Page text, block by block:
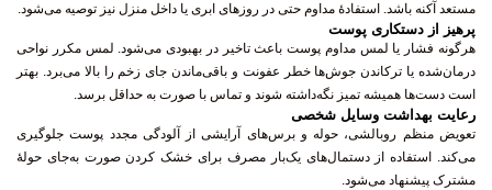
مستعد آکنه باشد. استفادهٔ مداوم حتی در روزهای ابری یا داخل منزل نیز توصیه می‌شود.
پرهیز از دستکاری پوست
هرگونه فشار یا لمس مداوم پوست باعث تاخیر در بهبودی می‌شود. لمس مکرر نواحی
درمان‌شده یا ترکاندن جوش‌ها خطر عفونت و باقی‌ماندن جای زخم را بالا می‌برد. بهتر
است دست‌ها همیشه تمیز نگه‌داشته شوند و تماس با صورت به حداقل برسد.
رعایت بهداشت وسایل شخصی
تعویض منظم روبالشی، حوله و برس‌های آرایشی از آلودگی مجدد پوست جلوگیری
می‌کند. استفاده از دستمال‌های یک‌بار مصرف برای خشک کردن صورت به‌جای حولهٔ
مشترک پیشنهاد می‌شود.